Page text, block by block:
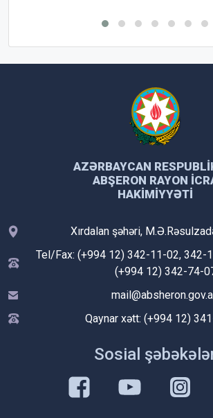
AZƏRBAYCAN
ABŞERON RAYON
HAKIMIYYƏTI
Xırdalan şəhəri,
Tel/Fax: (+994 12) 342-11-02, 342-
(+994 12) 342-74-
Qaynar xətt: (+994 12)
Sosial